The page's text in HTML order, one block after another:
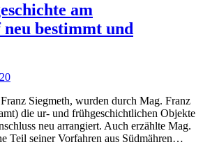
am
bestimmt und
Siegmeth, wurden durch Mag. Franz
die ur- und frühgeschichtlichen Objekte
neu arrangiert. Auch erzählte Mag.
Teil seiner Vorfahren aus Südmähren…